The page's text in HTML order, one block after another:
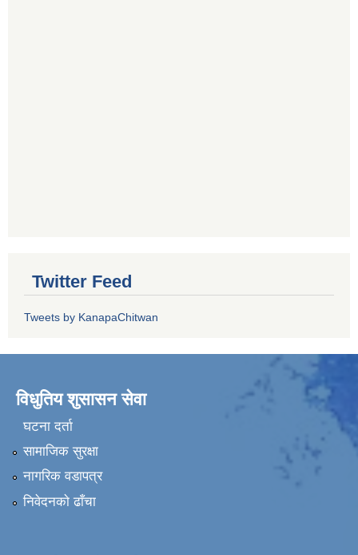
Twitter Feed
Tweets by KanapaChitwan
विधुतिय शुसासन सेवा
घटना दर्ता
सामाजिक सुरक्षा
नागरिक वडापत्र
निवेदनकाे ढाँचा